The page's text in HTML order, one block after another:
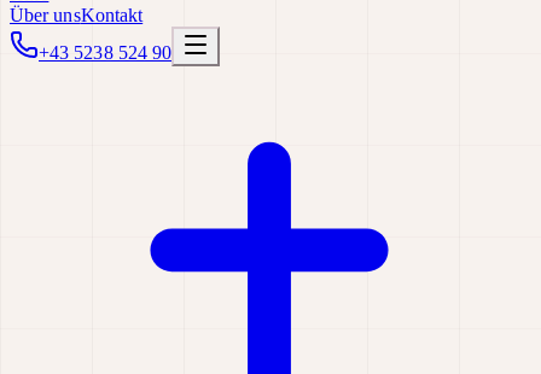
Über unsKontakt
+43 5238 524 90